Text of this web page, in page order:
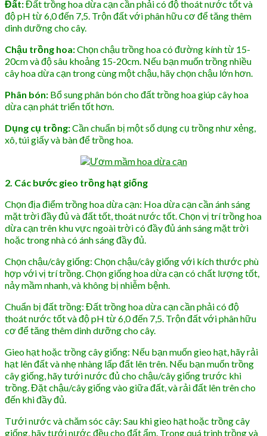
Đất:Đất trồng hoa dừa cạn cần phải có độ thoát nước tốt và
độ pH từ 6,0 đến 7,5. Trộn đất với phân hữu cơ để tăng thêm
dinh dưỡng cho cây.
Chậu trồng hoa:Chọn chậu trồng hoa có đường kính từ 15-
20cm và độ sâu khoảng 15-20cm. Nếu bạn muốn trồng nhiều
cây hoa dừa cạn trong cùng một chậu, hãy chọn chậu lớn hơn.
Phân bón: Bổ sung phân bón cho đất trồng hoa giúp cây hoa
dừa cạn phát triển tốt hơn.
Dụng cụ trồng:Cần chuẩn bị một số dụng cụ trồng như xẻng,
xô, túi giấy và bàn để trồng hoa.
2. Các bước gieo trồng hạt giống
Chọn địa điểm trồng hoa dừa cạn: Hoa dừa cạn cần ánh sáng
mặt trời đầy đủ và đất tốt, thoát nước tốt. Chọn vị trí trồng hoa
dừa cạn trên khu vực ngoài trời có đầy đủ ánh sáng mặt trời
hoặc trong nhà có ánh sáng đầy đủ.
Chọn chậu/cây giống: Chọn chậu/cây giống với kích thước phù
hợp với vị trí trồng. Chọn giống hoa dừa cạn có chất lượng tốt,
nảy mầm nhanh, và không bị nhiễm bệnh.
Chuẩn bị đất trồng: Đất trồng hoa dừa cạn cần phải có độ
thoát nước tốt và độ pH từ 6,0 đến 7,5. Trộn đất với phân hữu
cơ để tăng thêm dinh dưỡng cho cây.
Gieo hạt hoặc trồng cây giống: Nếu bạn muốn gieo hạt, hãy rải
hạt lên đất và nhẹ nhàng lấp đất lên trên. Nếu bạn muốn trồng
cây giống, hãy tưới nước đủ cho chậu/cây giống trước khi
trồng. Đặt chậu/cây giống vào giữa đất, và rải đất lên trên cho
đến khi đầy đủ.
Tưới nước và chăm sóc cây: Sau khi gieo hạt hoặc trồng cây
giống, hãy tưới nước đều cho đất ẩm. Trong quá trình trồng và